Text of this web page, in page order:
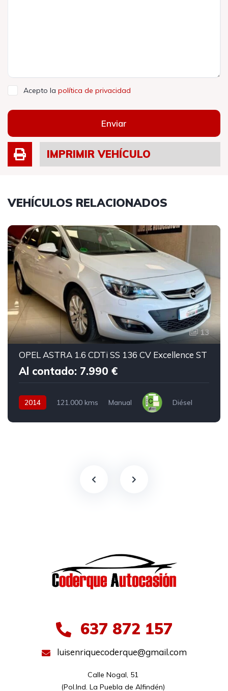
Acepto la política de privacidad
Enviar
IMPRIMIR VEHÍCULO
VEHÍCULOS RELACIONADOS
13
OPEL ASTRA 1.6 CDTi SS 136 CV Excellence ST
Al contado: 7.990 €
2014 121.000 kms Manual Diésel
637 872 157
luisenriquecoderque@gmail.com
Calle Nogal, 51
(Pol.Ind. La Puebla de Alfindén)